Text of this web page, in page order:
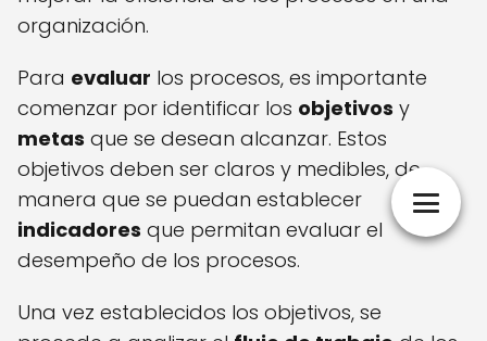
organización.
Para evaluar los procesos, es importante
comenzar por identificar los objetivos y
metas que se desean alcanzar. Estos
objetivos deben ser claros y medibles, de
manera que se puedan establecer
indicadores que permitan evaluar el
desempeño de los procesos.
Una vez establecidos los objetivos, se